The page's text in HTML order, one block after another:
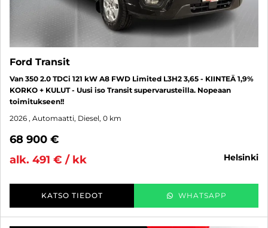
Ford Transit
Van 350 2.0 TDCi 121 kW A8 FWD Limited L3H2 3,65 - KIINTEÄ 1,9%
KORKO + KULUT - Uusi iso Transit supervarusteilla. Nopeaan
toimitukseen!!
2026 , Automaatti, Diesel, 0 km
68 900 €
alk. 491 € / kk
helsinki
KATSO TIEDOT WHATSAPP